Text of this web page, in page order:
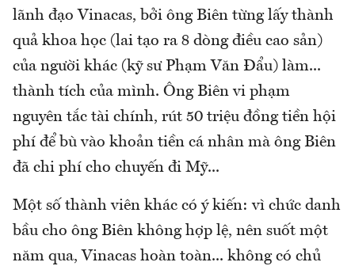
lãnh đạo Vinacas, bởi ông Biên từng lấy thành
quả khoa học (lai tạo ra 8 dòng điều cao sản)
của người khác (kỹ sư Phạm Văn Đẩu) làm...
thành tích của mình. Ông Biên vi phạm
nguyên tắc tài chính, rút 50 triệu đồng tiền hội
phí để bù vào khoản tiền cá nhân mà ông Biên
đã chi phí cho chuyến đi Mỹ...
Một số thành viên khác có ý kiến: vì chức danh
bầu cho ông Biên không hợp lệ, nên suốt một
năm qua, Vinacas hoàn toàn... không có chủ